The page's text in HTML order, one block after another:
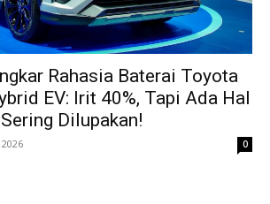
Rahasia Baterai Toyota
EV: Irit 40%, Tapi Ada Hal
Dilupakan!
0